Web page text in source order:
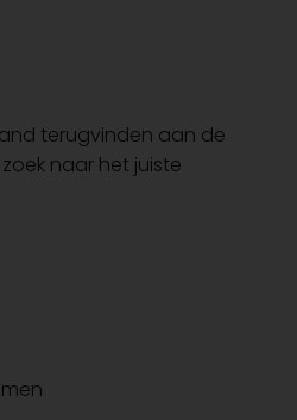
terugvinden aan de
naar het juiste